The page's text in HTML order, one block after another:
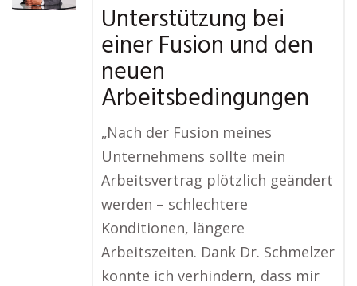
Unterstützung bei
einer Fusion und den
neuen
Arbeitsbedingungen
„Nach der Fusion meines
Unternehmens sollte mein
Arbeitsvertrag plötzlich geändert
werden – schlechtere
Konditionen, längere
Arbeitszeiten. Dank Dr. Schmelzer
konnte ich verhindern, dass mir